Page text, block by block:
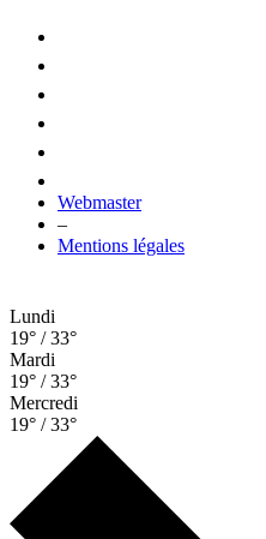
Webmaster
–
Mentions légales
Lundi
19° / 33°
Mardi
19° / 33°
Mercredi
19° / 33°